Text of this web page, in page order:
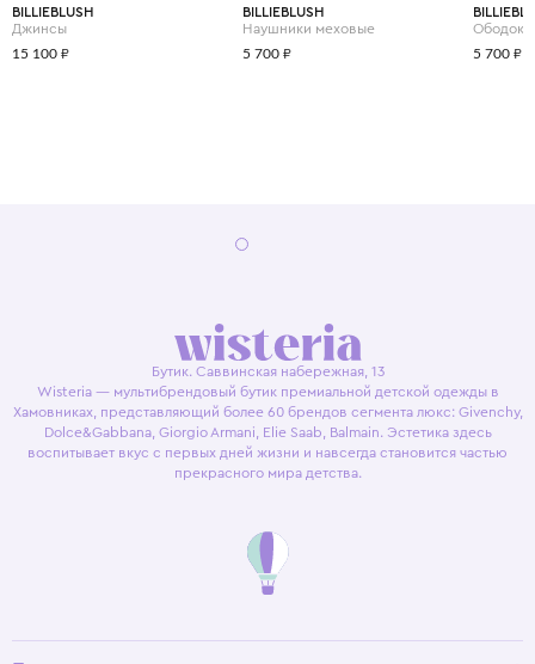
BILLIEBLUSH
Джинсы
15 100 ₽
BILLIEBLUSH
Наушники меховые
5 700 ₽
Ободок
5 700 ₽
Бутик. Саввинская набережная, 13
Wisteria — мультибрендовый бутик премиальной детской одежды в
Хамовниках, представляющий более 60 брендов сегмента люкс: Givenchy,
Dolce&Gabbana, Giorgio Armani, Elie Saab, Balmain. Эстетика здесь
воспитывает вкус с первых дней жизни и навсегда становится частью
прекрасного мира детства.